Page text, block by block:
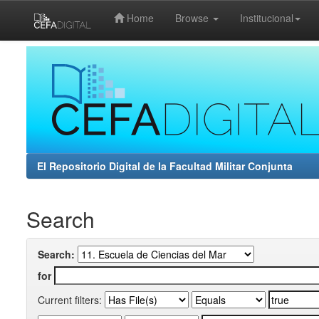
Home Browse Institucional
El Repositorio Digital de la Facultad Militar Conjunta
Search
Search:
for
Current filters: